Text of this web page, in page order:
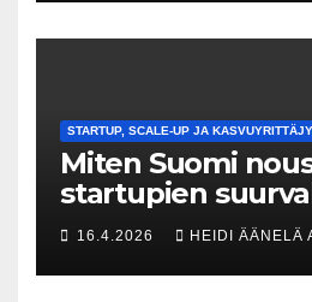
STARTUP, SCALE-UP JA
Miten Suomi
startupien
Tesin Piia
kovat luvut
16.4.2026 HEIDI ÄÄNELÄ